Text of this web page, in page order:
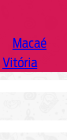
Macaé
Vitória